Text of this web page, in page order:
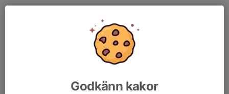
Godkänn kakor